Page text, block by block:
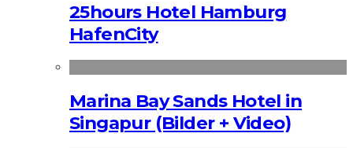
25hours Hotel Hamburg
HafenCity
Marina Bay Sands Hotel in
Singapur (Bilder + Video)